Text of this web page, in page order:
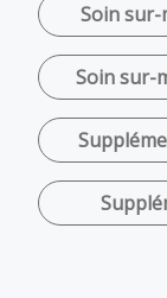
Soin sur-
Soin sur-